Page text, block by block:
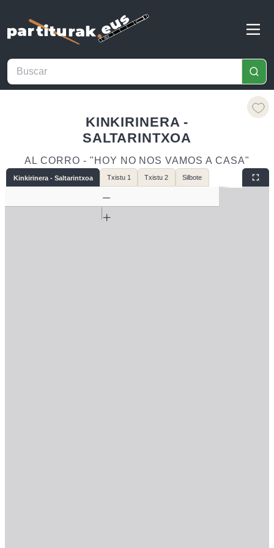
KINKIRINERA -
SALTARINTXOA
AL CORRO - "HOY NO NOS VAMOS A CASA"
Kinkirinera - Saltarintxoa Txistu 1 Txistu 2 Silbote